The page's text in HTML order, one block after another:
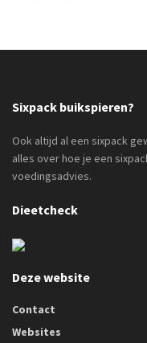
Sixpack buikspieren?
Ook altijd al een sixpack
alles over hoe je een
voedingsadvies.
Dieetcheck
Deze website
Contact
Websites